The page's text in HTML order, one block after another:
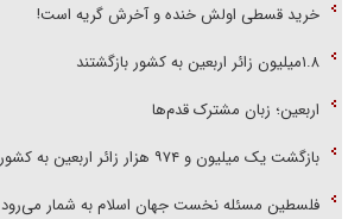
خرید قسطی اولش خنده و آخرش گریه است!
۱.۸میلیون زائر اربعین به کشور بازگشتند
اربعین؛ زبان مشترک قدم‌ها
بازگشت یک میلیون و ۹۷۴ هزار زائر اربعین به کشور
فلسطین مسئله نخست جهان اسلام به شمار می‌رود